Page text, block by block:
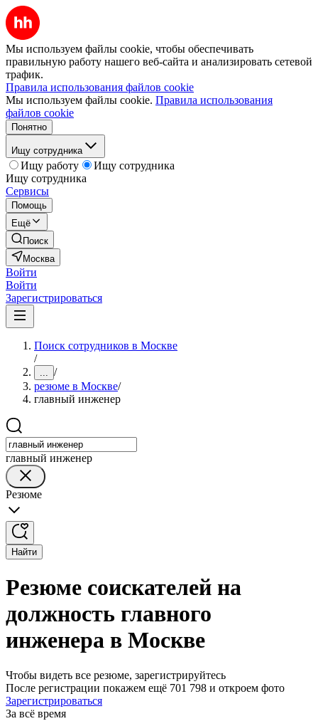
Мы используем файлы cookie, чтобы обеспечивать
правильную работу нашего веб-сайта и анализировать сетевой
трафик.
Правила использования файлов cookie
Мы используем файлы cookie. Правила использования
файлов cookie
Понятно
Ищу сотрудника
Ищу работу
Ищу сотрудника
Ищу сотрудника
Сервисы
Помощь
Ещё
Поиск
Москва
Войти
Войти
Зарегистрироваться
Поиск сотрудников в Москве
/
... /
резюме в Москве/
главный инженер
главный инженер
Резюме
Найти
Резюме соискателей на
должность главного
инженера в Москве
Чтобы видеть все резюме, зарегистрируйтесь
После регистрации покажем ещё 701 798 и откроем фото
Зарегистрироваться
За всё время